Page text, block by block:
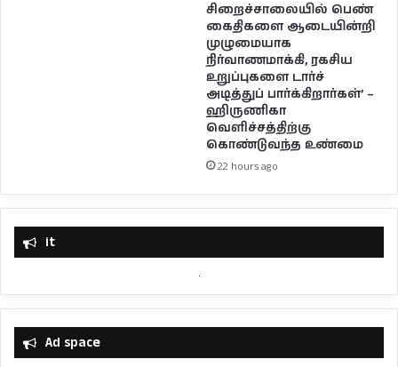
சிறைச்சாலையில் பெண்
கைதிகளை ஆடையின்றி
முழுமையாக
நிர்வாணமாக்கி, ரகசிய
உறுப்புகளை டார்ச்
அடித்துப் பார்க்கிறார்கள்’ –
ஹிருணிகா
வெளிச்சத்திற்கு
கொண்டுவந்த உண்மை
22 hours ago
it
Ad space